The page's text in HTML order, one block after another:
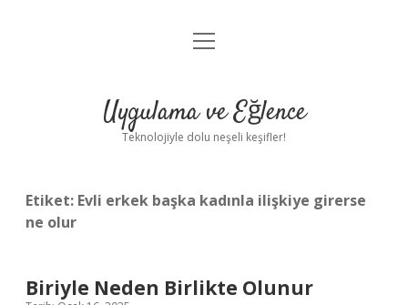
Anasayfa
Yasal Uyarı
menüyü
Uygulama ve Eğlence
Teknolojiyle dolu neşeli keşifler!
Etiket: Evli erkek başka kadınla ilişkiye girerse
ne olur
Biriyle Neden Birlikte Olunur